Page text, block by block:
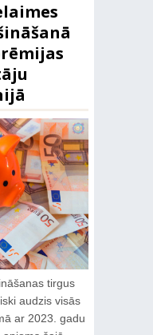
tirgus
audzis visās
ar 2023. gadu